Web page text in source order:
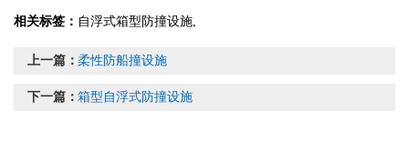
相关标签： 自浮式箱型防撞设施
上一篇：柔性防船撞设施
下一篇：箱型自浮式防撞设施